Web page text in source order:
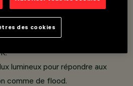
types de contrôle selon la
de couleur : 2700K,
lumineux pour répondre aux
comme de flood.
des cookies